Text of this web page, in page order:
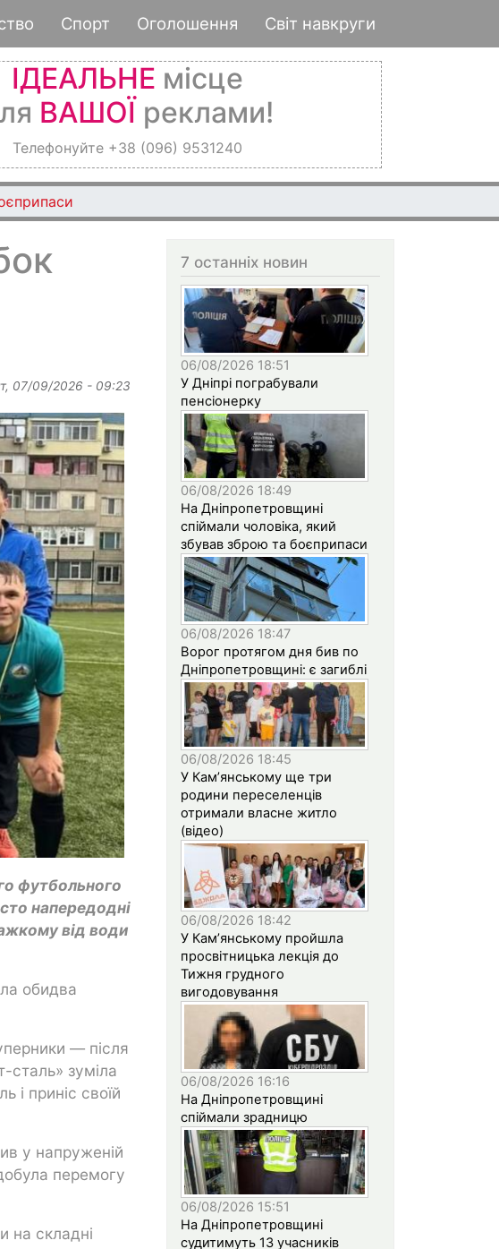
Спорт Оголошення Світ навкруги
ІДЕАЛЬНЕ місце
ВАШОЇ реклами!
Телефонуйте +38 (096) 9531240
07/09/2026 - 09:23
футбольного
напередодні
від води
обидва
— після
зуміла
і приніс своїй
у напруженій
перемогу
на складні
7 останніх новин
06/08/2026 18:51
У Дніпрі пограбували
пенсіонерку
06/08/2026 18:49
На Дніпропетровщині
спіймали чоловіка, який
збував зброю та боєприпаси
06/08/2026 18:47
Ворог протягом дня бив по
Дніпропетровщині: є загиблі
06/08/2026 18:45
У Кам’янському ще три
родини переселенців
отримали власне житло
(відео)
06/08/2026 18:42
У Кам’янському пройшла
просвітницька лекція до
Тижня грудного
вигодовування
06/08/2026 16:16
На Дніпропетровщині
спіймали зрадницю
06/08/2026 15:51
На Дніпропетровщині
судитимуть 13 учасників